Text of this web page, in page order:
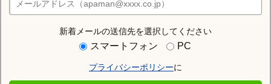
新着メールの送信先を選択してください
スマートフォン PC
プライバシーポリシーに
店舗検索
音羽町駅